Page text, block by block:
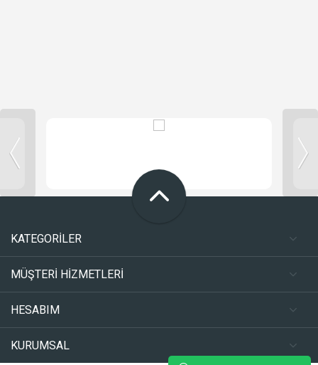
KATEGORİLER
MÜŞTERİ HİZMETLERİ
HESABIM
KURUMSAL